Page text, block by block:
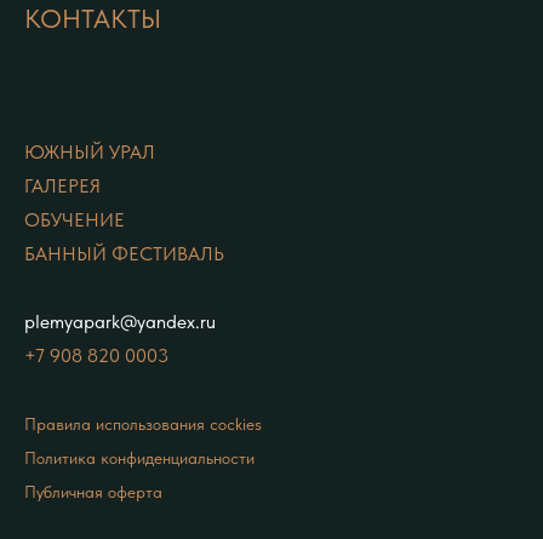
КОНТАКТЫ
ЮЖНЫЙ УРАЛ
ГАЛЕРЕЯ
ОБУЧЕНИЕ
БАННЫЙ ФЕСТИВАЛЬ
plemyapark@yandex.ru
+7 908 820 0003
Правила использования cockies
Политика конфиденциальности
Публичная оферта